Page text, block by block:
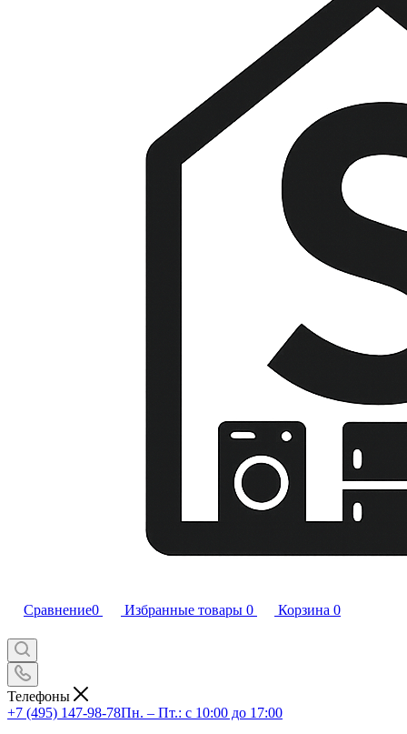
Сравнение0 Избранные товары 0 Корзина 0
Телефоны
+7 (495) 147-98-78Пн. – Пт.: с 10:00 до 17:00